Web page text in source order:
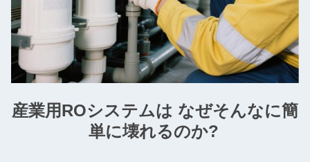
産業用ROシステムは なぜそんなに簡
単に壊れるのか?